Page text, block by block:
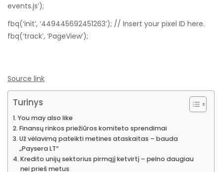
events.js’);
fbq(‘init’, ‘449445692451263’); // Insert your pixel ID here.
fbq(‘track’, ‘PageView’);
Source link
Turinys
You may also like
Finansų rinkos priežiūros komiteto sprendimai
Už vėlavimą pateikti metines ataskaitas – bauda
„Paysera LT“
Kredito unijų sektorius pirmąjį ketvirtį – pelno daugiau
nei prieš metus